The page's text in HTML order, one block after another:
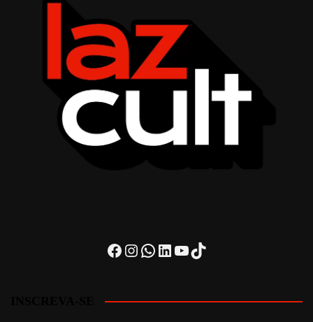
Facebook
Instagram
WhatsApp
LinkedIn
Youtube
TikTok